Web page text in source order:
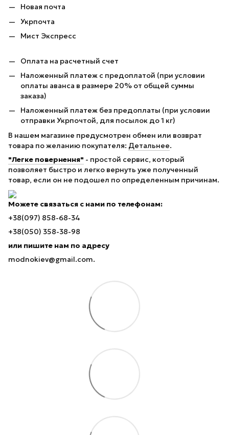
Новая почта
Укрпочта
Мист Экспресс
Оплата на расчетный счет
Наложенный платеж с предоплатой (при условии
оплаты аванса в размере 20% от общей суммы
заказа)
Наложенный платеж без предоплаты (при условии
отправки Укрпочтой, для посылок до 1 кг)
В нашем магазине предусмотрен обмен или возврат
товара по желанию покупателя: Детальнее.
"Легке повернення" - простой сервис, который
позволяет быстро и легко вернуть уже полученный
товар, если он не подошел по определенным причинам.
Можете связаться с нами по телефонам:
+38(097) 858-68-34
+38(050) 358-38-98
или пишите нам по адресу
modnokiev@gmail.com.